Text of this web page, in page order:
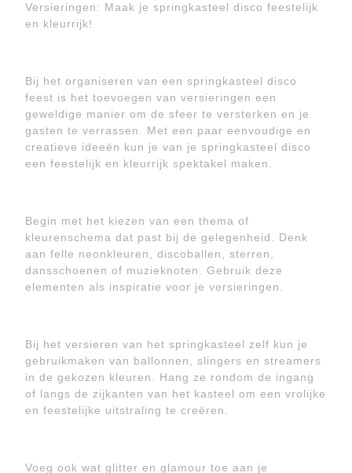
Versieringen: Maak je springkasteel disco feestelijk
en kleurrijk!
Bij het organiseren van een springkasteel disco
feest is het toevoegen van versieringen een
geweldige manier om de sfeer te versterken en je
gasten te verrassen. Met een paar eenvoudige en
creatieve ideeën kun je van je springkasteel disco
een feestelijk en kleurrijk spektakel maken.
Begin met het kiezen van een thema of
kleurenschema dat past bij de gelegenheid. Denk
aan felle neonkleuren, discoballen, sterren,
dansschoenen of muzieknoten. Gebruik deze
elementen als inspiratie voor je versieringen.
Bij het versieren van het springkasteel zelf kun je
gebruikmaken van ballonnen, slingers en streamers
in de gekozen kleuren. Hang ze rondom de ingang
of langs de zijkanten van het kasteel om een vrolijke
en feestelijke uitstraling te creëren.
Voeg ook wat glitter en glamour toe aan je